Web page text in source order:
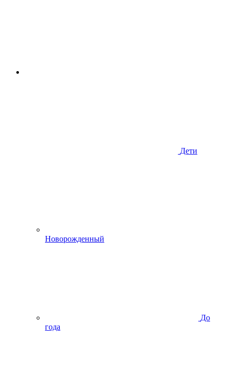
Дети
Новорожденный
До
года